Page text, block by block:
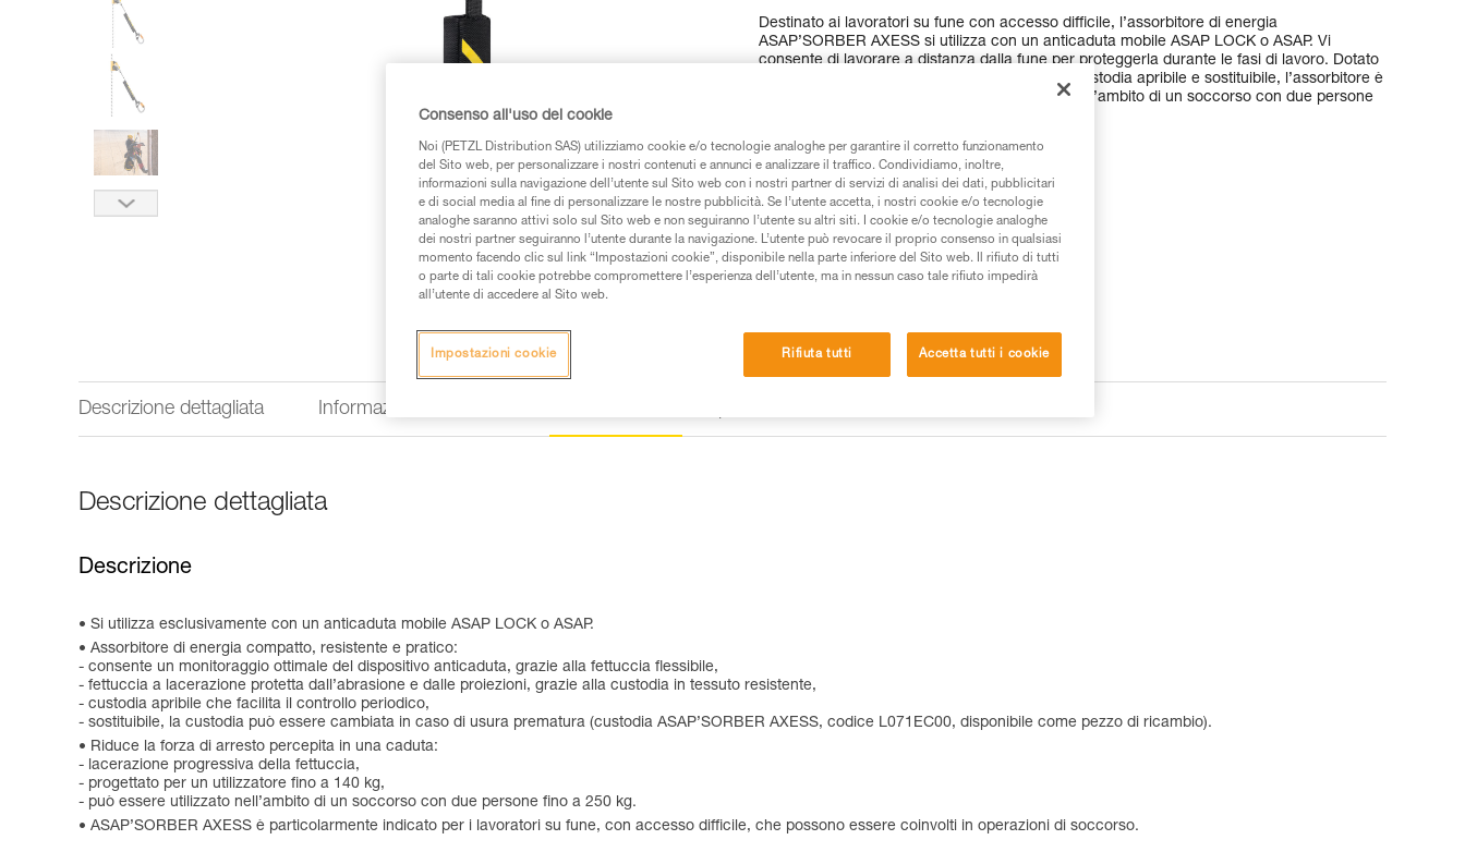
Destinato ai lavoratori su fune con accesso difficile, l’assorbitore di energia
ASAP’SORBER AXESS si utilizza con un anticaduta mobile ASAP LOCK o ASAP. Vi
consente di lavorare a distanza dalla fune per proteggerla durante le fasi di lavoro. Dotato
di una fettuccia a lacerazione, inserita in una custodia apribile e sostituibile, l’assorbitore è
protetto dall’abrasione. Può essere utilizzato nell’ambito di un soccorso con due persone
Trova un rivenditore
Descrizione dettagliata Informazioni tecniche
Descrizione dettagliata
Descrizione
Si utilizza esclusivamente con un anticaduta mobile ASAP LOCK o ASAP.
Assorbitore di energia compatto, resistente e pratico:
- consente un monitoraggio ottimale del dispositivo anticaduta, grazie alla fettuccia flessibile,
- fettuccia a lacerazione protetta dall’abrasione e dalle proiezioni, grazie alla custodia in tessuto resistente,
- custodia apribile che facilita il controllo periodico,
- sostituibile, la custodia può essere cambiata in caso di usura prematura (custodia ASAP’SORBER AXESS, codice L071EC00, disponibile come pezzo di ricambio).
Riduce la forza di arresto percepita in una caduta:
- lacerazione progressiva della fettuccia,
- progettato per un utilizzatore fino a 140 kg,
- può essere utilizzato nell’ambito di un soccorso con due persone fino a 250 kg.
ASAP’SORBER AXESS è particolarmente indicato per i lavoratori su fune, con accesso difficile, che possono essere coinvolti in operazioni di soccorso.
Consenso all'uso dei cookie
Noi (PETZL Distribution SAS) utilizziamo cookie e/o tecnologie analoghe per garantire il corretto funzionamento
del Sito web, per personalizzare i nostri contenuti e annunci e analizzare il traffico. Condividiamo, inoltre,
informazioni sulla navigazione dell’utente sul Sito web con i nostri partner di servizi di analisi dei dati, pubblicitari
e di social media al fine di personalizzare le nostre pubblicità. Se l’utente accetta, i nostri cookie e/o tecnologie
analoghe saranno attivi solo sul Sito web e non seguiranno l’utente su altri siti. I cookie e/o tecnologie analoghe
dei nostri partner seguiranno l’utente durante la navigazione. L’utente può revocare il proprio consenso in qualsiasi
momento facendo clic sul link “Impostazioni cookie”, disponibile nella parte inferiore del Sito web. Il rifiuto di tutti
o parte di tali cookie potrebbe compromettere l’esperienza dell’utente, ma in nessun caso tale rifiuto impedirà
all’utente di accedere al Sito web.
Rifiuta tutti Accetta tutti i cookie
Impostazioni cookie